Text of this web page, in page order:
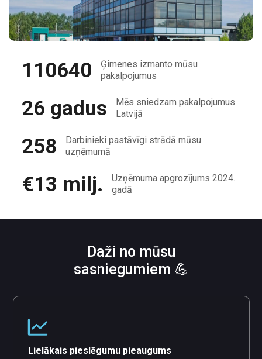
110640
Ģimenes izmanto mūsu
pakalpojumus
26 gadus
Mēs sniedzam pakalpojumus
Latvijā
258
Darbinieki pastāvīgi strādā mūsu
uzņēmumā
€13 milj.
Uzņēmuma apgrozījums 2024.
gadā
Daži no mūsu
sasniegumiem 💪
Lielākais pieslēgumu pieaugums